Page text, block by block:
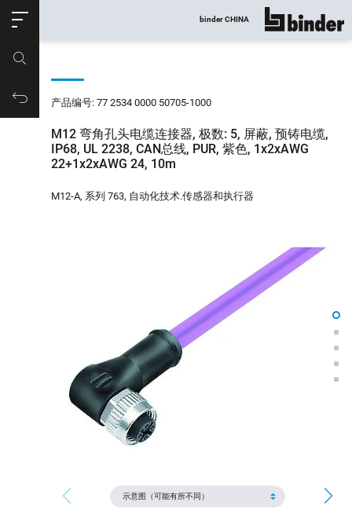
购物车
binder CHINA 显示所有
产品编号: 77 2534 0000 50705-1000
M12 弯角孔头电缆连接器, 极数: 5, 屏蔽, 预铸电缆,
IP68, UL 2238, CAN总线, PUR, 紫色, 1x2xAWG
22+1x2xAWG 24, 10m
M12-A, 系列 763, 自动化技术.传感器和执行器